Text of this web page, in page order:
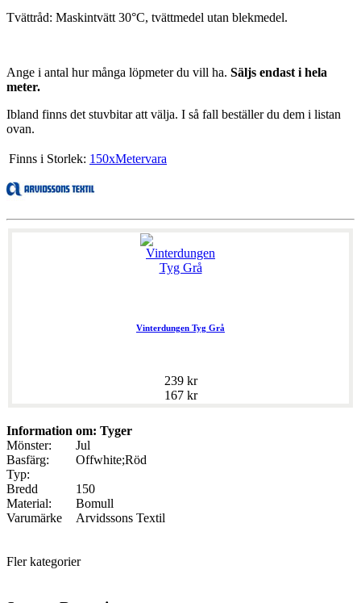
Tvättråd: Maskintvätt 30°C, tvättmedel utan blekmedel.
Ange i antal hur många löpmeter du vill ha. Säljs endast i hela
meter.
Ibland finns det stuvbitar att välja. I så fall beställer du dem i listan
ovan.
Finns i Storlek: 150xMetervara
Vinterdungen Tyg Grå
239 kr
167 kr
Information om: Tyger
Mönster:
Jul
Basfärg:
Offwhite;Röd
Typ:
Bredd
150
Material:
Bomull
Varumärke
Arvidssons Textil
Fler kategorier